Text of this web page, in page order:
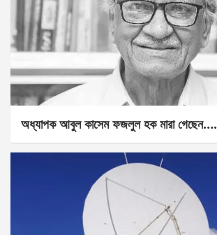
অধ্যাপক আবুল কাসেম ফজলুল হক মারা গেছেন….